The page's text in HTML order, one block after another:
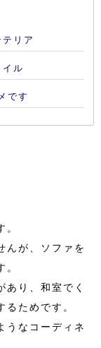
リア
ル
です
んが、ソファを
あり、和室でく
ためです。
うなコーディネ